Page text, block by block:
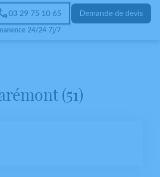
24/24 7j/7
03 29 75 10 65 Demande de devis
(51)